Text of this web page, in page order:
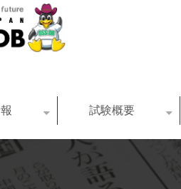
試験概要